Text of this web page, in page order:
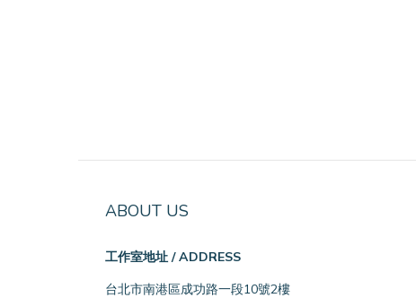
ABOUT US
工作室地址 / ADDRESS
台北市南港區成功路一段10號2樓